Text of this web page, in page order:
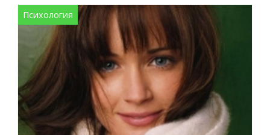
Психология